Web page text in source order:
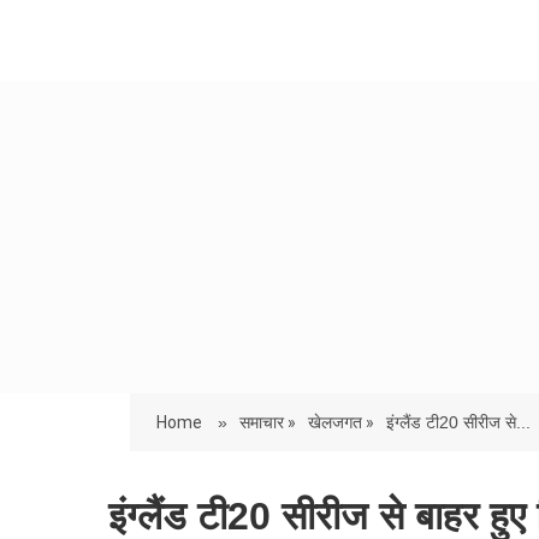
Home » समाचार » खेलजगत » इंग्लैंड टी20 सीरीज से...
इंग्लैंड टी20 सीरीज से बाहर हुए